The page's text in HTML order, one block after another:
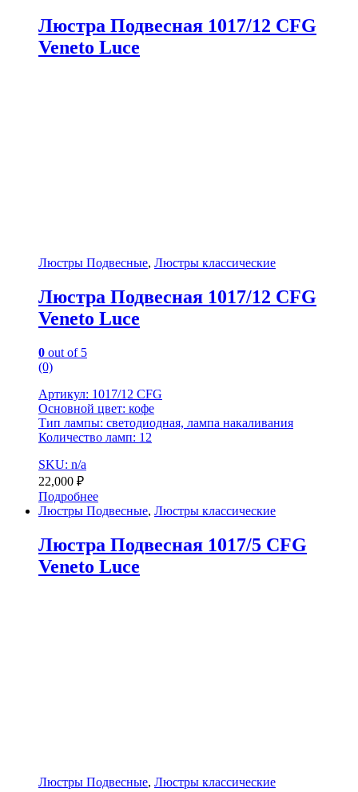
Люстра Подвесная 1017/12 CFG
Veneto Luce
Люстры Подвесные, Люстры классические
Люстра Подвесная 1017/12 CFG
Veneto Luce
0 out of 5
(0)
Артикул: 1017/12 CFG
Основной цвет: кофе
Тип лампы: светодиодная, лампа накаливания
Количество ламп: 12
SKU: n/a
22,000 ₽
Подробнее
Люстры Подвесные, Люстры классические
Люстра Подвесная 1017/5 CFG
Veneto Luce
Люстры Подвесные, Люстры классические